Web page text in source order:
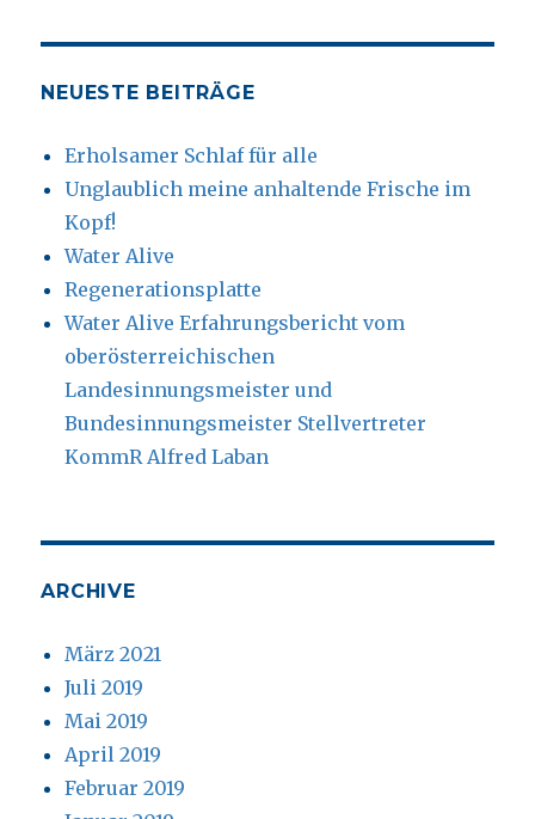
NEUESTE BEITRÄGE
Erholsamer Schlaf für alle
Unglaublich meine anhaltende Frische im
Kopf!
Water Alive
Regenerationsplatte
Water Alive Erfahrungsbericht vom
oberösterreichischen
Landesinnungsmeister und
Bundesinnungsmeister Stellvertreter
KommR Alfred Laban
ARCHIVE
März 2021
Juli 2019
Mai 2019
April 2019
Februar 2019